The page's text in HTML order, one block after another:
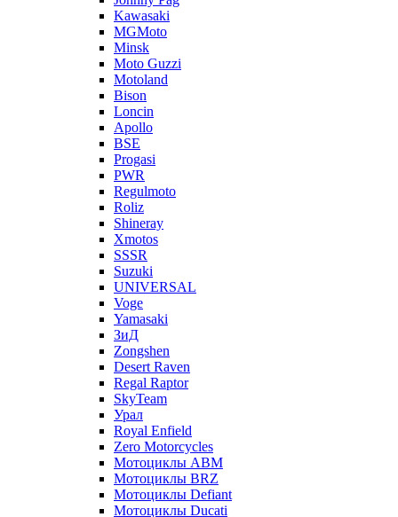
Kawasaki
MGMoto
Minsk
Moto Guzzi
Motoland
Bison
Loncin
Apollo
BSE
Progasi
PWR
Regulmoto
Roliz
Shineray
Xmotos
SSSR
Suzuki
UNIVERSAL
Voge
Yamasaki
ЗиД
Zongshen
Desert Raven
Regal Raptor
SkyTeam
Урал
Royal Enfield
Zero Motorcycles
Мотоциклы ABM
Мотоциклы BRZ
Мотоциклы Defiant
Мотоциклы Ducati